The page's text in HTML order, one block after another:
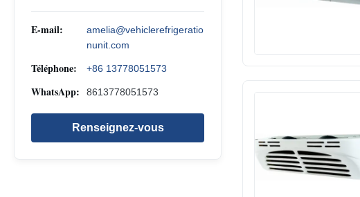
E-mail:
amelia@vehiclerefrigeratio
nunit.com
Téléphone: +86 13778051573
WhatsApp: 8613778051573
Renseignez-vous